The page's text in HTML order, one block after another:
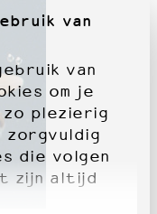
van
van
om je
zo plezierig
zorgvuldig
die volgen
zijn altijd